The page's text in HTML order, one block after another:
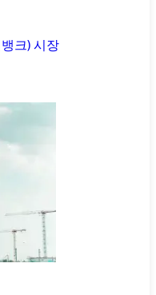
크) 시장